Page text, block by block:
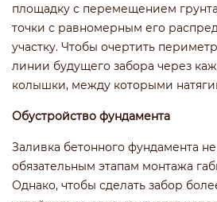
площадку с перемещением
точки с равномерным его
участку. Чтобы очертить
линии будущего забора через
колышки, между которыми
Обустройство фундамента
Заливка бетонного фундамента
обязательным этапам монтажа
Однако, чтобы сделать забор